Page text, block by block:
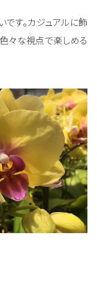
です。カジュアルに飾
々な視点で楽しめる